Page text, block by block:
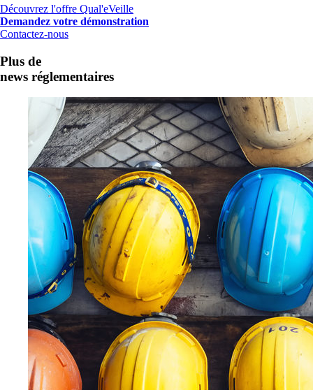
Découvrez l'offre Qual'eVeille
Demandez votre démonstration
Contactez-nous
Plus de
news réglementaires